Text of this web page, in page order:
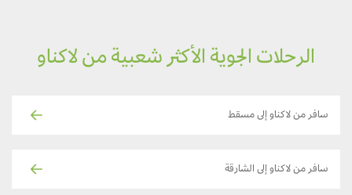
الرحلات الجوية الأكثر شعبية من لاكناو
سافر من لاكناو إلى مسقط
سافر من لاكناو إلى الشارقة